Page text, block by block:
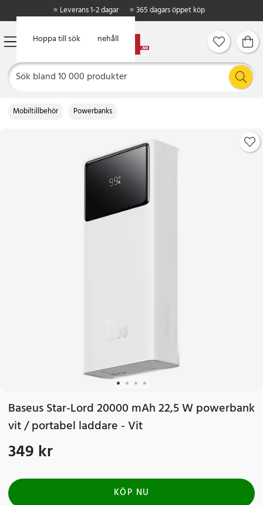
Hoppa till huvudinnehåll
Hoppa till sök
⭐ Leverans 1-2 dagar ⭐ 365 dagars öppet köp
Mobiltillbehör Powerbanks
Baseus Star-Lord 20000 mAh 22,5 W powerbank
vit / portabel laddare - Vit
Pris:349 kr
349 kr
KÖP NU